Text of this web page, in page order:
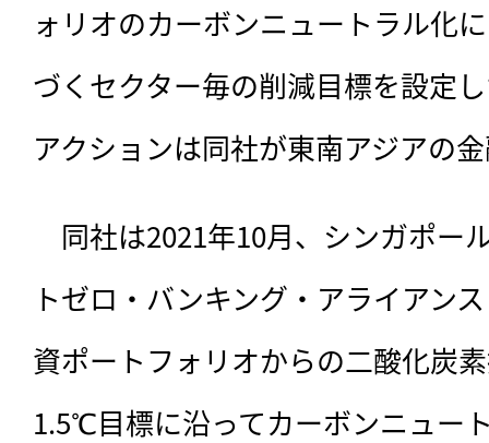
ォリオのカーボンニュートラル化
づくセクター毎の削減目標を設定
アクションは同社が東南アジアの
同社は2021年10月、 シンガポー
トゼロ・バンキング・アライアン
資ポートフォリオからの二酸化炭
1.5℃目標に沿ってカーボンニュー